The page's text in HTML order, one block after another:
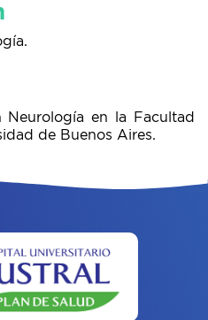
en la Facultad
de Buenos Aires.